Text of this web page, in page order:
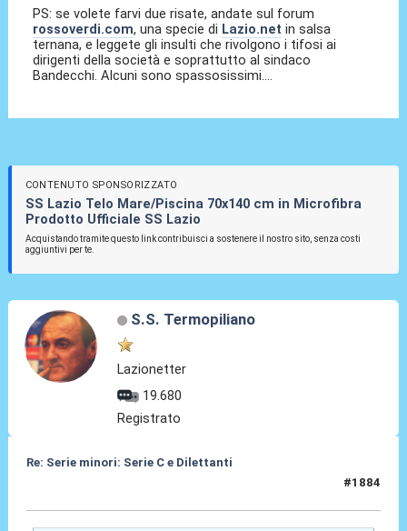
PS: se volete farvi due risate, andate sul forum
rossoverdi.com, una specie di Lazio.net in salsa
ternana, e leggete gli insulti che rivolgono i tifosi ai
dirigenti della società e soprattutto al sindaco
Bandecchi. Alcuni sono spassosissimi....
CONTENUTO SPONSORIZZATO
SS Lazio Telo Mare/Piscina 70x140 cm in Microfibra
Prodotto Ufficiale SS Lazio
Acquistando tramite questo link contribuisci a sostenere il nostro sito, senza costi
aggiuntivi per te.
S.S. Termopiliano
Lazionetter
19.680
Registrato
Re: Serie minori: Serie C e Dilettanti
#1884